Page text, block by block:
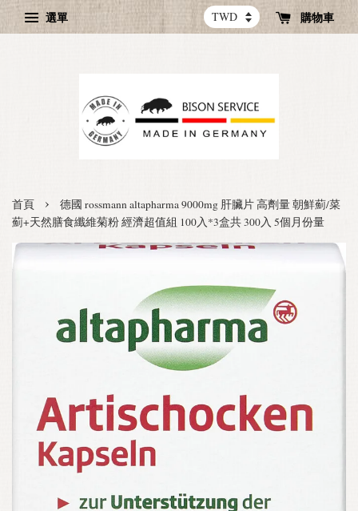
選單 購物車
首頁 ›
德國 rossmann altapharma 9000mg 肝臟片 高劑量 朝鮮薊/菜
薊+天然膳食纖維菊粉 經濟超值組 100入*3盒共 300入 5個月份量